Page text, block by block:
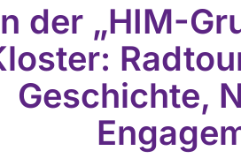
der „HIM-
Geschichte,